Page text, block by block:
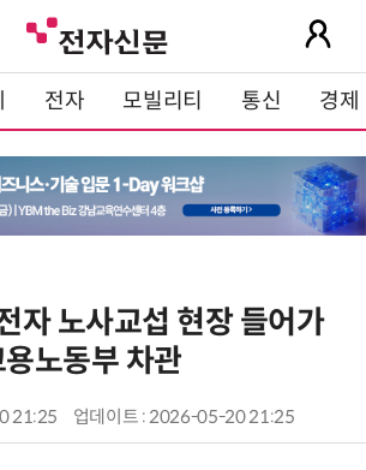
전자 모빌리티 통신 경제
자 노사교섭 현장 들어가
노동부 차관
21:25 업데이트 : 2026-05-20 21:25